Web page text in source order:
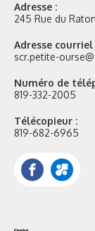
Adresse :
245 Rue du
Adresse courriel
scr.petite-
Numéro de
819-332-2005
Télécopieur :
819-682-6965
Facebook
Portail
Mozaik